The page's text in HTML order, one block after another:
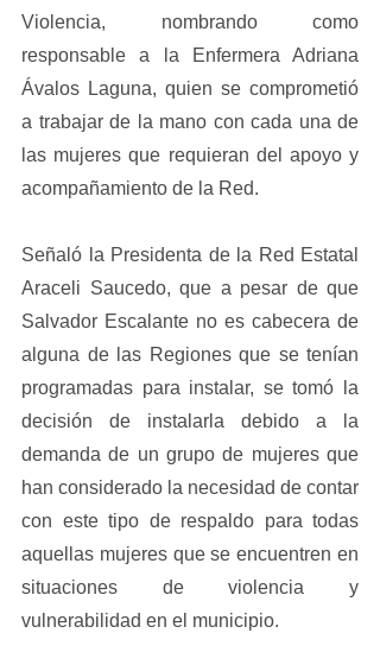
Violencia, nombrando como
responsable a la Enfermera Adriana
Ávalos Laguna, quien se comprometió
a trabajar de la mano con cada una de
las mujeres que requieran del apoyo y
acompañamiento de la Red.
Señaló la Presidenta de la Red Estatal
Araceli Saucedo, que a pesar de que
Salvador Escalante no es cabecera de
alguna de las Regiones que se tenían
programadas para instalar, se tomó la
decisión de instalarla debido a la
demanda de un grupo de mujeres que
han considerado la necesidad de contar
con este tipo de respaldo para todas
aquellas mujeres que se encuentren en
situaciones de violencia y
vulnerabilidad en el municipio.